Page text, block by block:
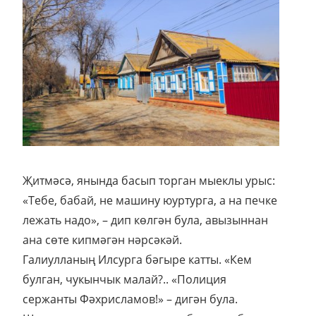
Җитмәсә, янында басып торган мыеклы урыс:
«Тебе, бабай, не машину юуртурга, а на печке
лежать надо», – дип көлгән була, авызыннан
ана сөте кипмәгән нәрсәкәй.
Галиулланың Илсурга бәгыре катты. «Кем
булган, чукынчык малай?.. «Полиция
сержанты Фәхрисламов!» – дигән була.